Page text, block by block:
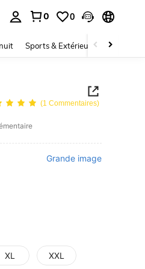
0 0
Sports & Extérieur Enfants
(1 Commentaires)
Grande image
XL XXL